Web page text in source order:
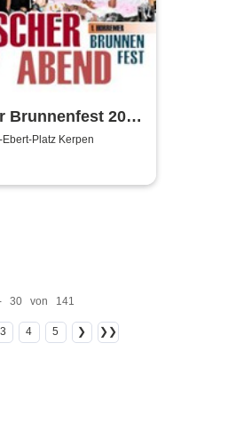
Brunnenfest 2026
Druckluft,
Paveier
Platz Kerpen
30 von 141
3 4 5 ❯ ❯❯